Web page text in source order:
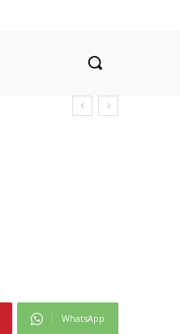
WhatsApp